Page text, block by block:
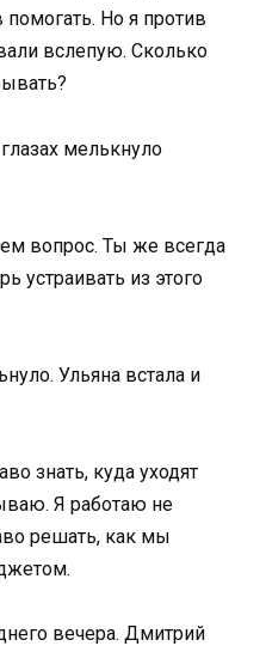
помогать. Но я против
вслепую. Сколько
мелькнуло
вопрос. Ты же всегда
устраивать из этого
Ульяна встала и
знать, куда уходят
Я работаю не
решать, как мы
вечера. Дмитрий